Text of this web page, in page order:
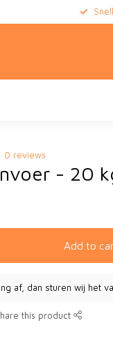
0 reviews
- 20
Add to
af, dan sturen wij het
this product